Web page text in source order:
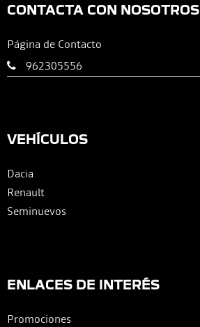
CONTACTA CON NOSOTROS
Página de Contacto
962305556
VEHÍCULOS
Dacia
Renault
Seminuevos
ENLACES DE INTERÉS
Promociones